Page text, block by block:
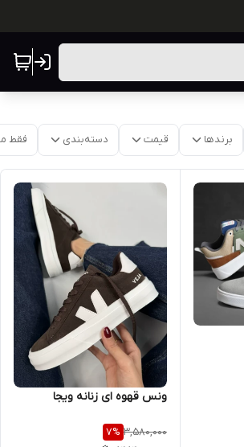
برندها قیمت دسته‌بندی فقط
ونس قهوه ای زنانه ویجا
3,580,000
7%